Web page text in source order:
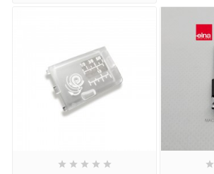
     